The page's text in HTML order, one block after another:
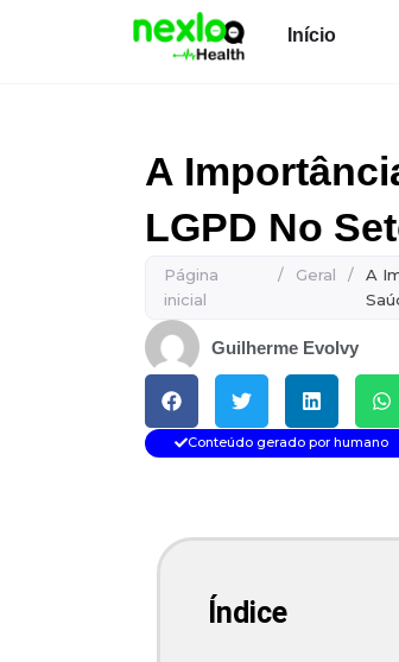
Início
A
LGPD No
Página
inicial
/ Geral /
A
Guilherme Evolvy
Conteúdo gerado por humano
Índice